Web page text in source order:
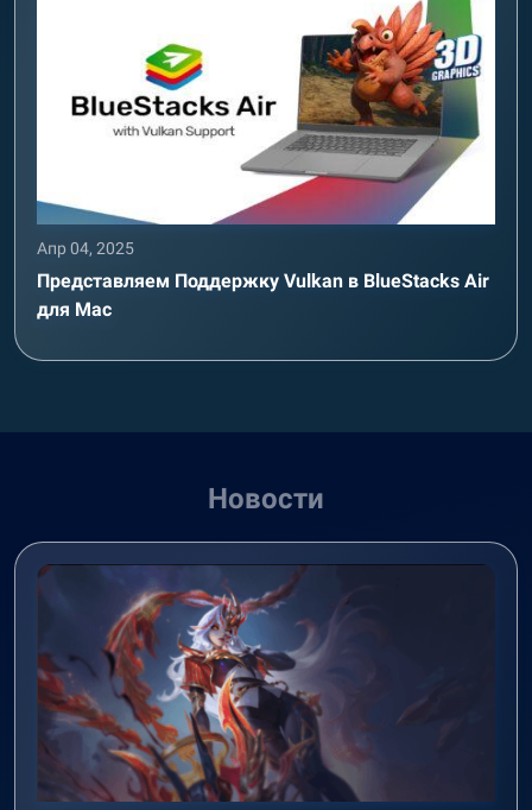
Апр 04, 2025
Представляем Поддержку Vulkan в BlueStacks Air
для Mac
Новости